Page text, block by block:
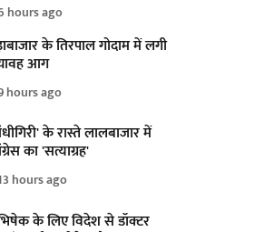
hours ago
के तिरपाल गोदाम में लगी
आग
hours ago
के रास्ते लालबाजार में
का 'सत्याग्रह'
hours ago
के लिए विदेश से डॉक्टर